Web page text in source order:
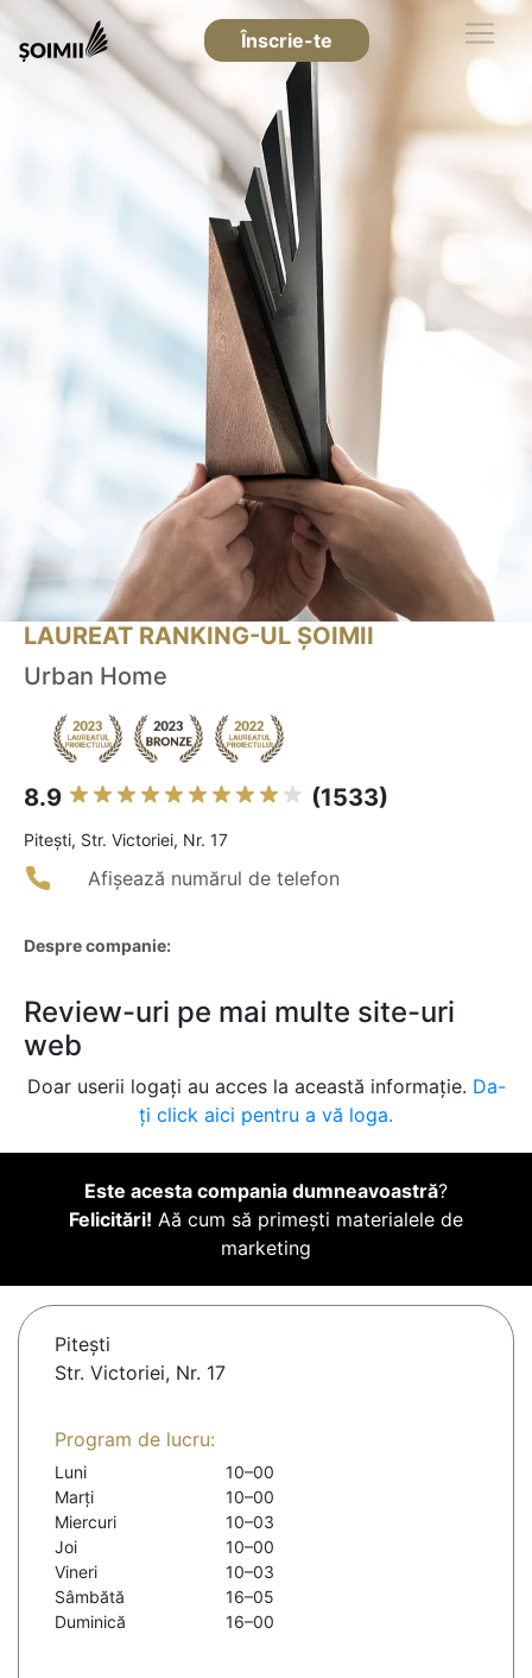
Înscrie-te
LAUREAT RANKING-UL ȘOIMII
Urban Home
8.9 (1533)
Piteşti, Str. Victoriei, Nr. 17
Afișează numărul de telefon
Despre companie:
Review-uri pe mai multe site-uri
web
Doar userii logați au acces la această informație. Da-
ți click aici pentru a vă loga.
Este acesta compania dumneavoastră?
Felicitări! Aă cum să primești materialele de
marketing
Piteşti
Str. Victoriei, Nr. 17
Program de lucru:
Luni
10–00
Marți
10–00
Miercuri
10–03
Joi
10–00
Vineri
10–03
Sâmbătă
16–05
Duminică
16–00